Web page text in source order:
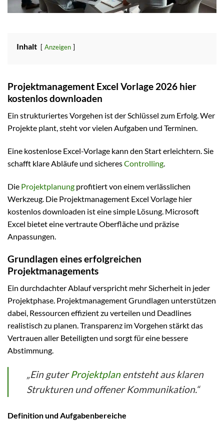
Inhalt Anzeigen
Projektmanagement Excel Vorlage 2026 hier
kostenlos downloaden
Ein strukturiertes Vorgehen ist der Schlüssel zum Erfolg. Wer
Projekte plant, steht vor vielen Aufgaben und Terminen.
Eine kostenlose Excel-Vorlage kann den Start erleichtern. Sie
schafft klare Abläufe und sicheresControlling.
Die Projektplanung profitiert von einem verlässlichen
Werkzeug. Die Projektmanagement Excel Vorlage hier
kostenlos downloaden ist eine simple Lösung. Microsoft
Excel bietet eine vertraute Oberfläche und präzise
Anpassungen.
Grundlagen eines erfolgreichen
Projektmanagements
Ein durchdachter Ablauf verspricht mehr Sicherheit in jeder
Projektphase. Projektmanagement Grundlagen unterstützen
dabei, Ressourcen effizient zu verteilen und Deadlines
realistisch zu planen. Transparenz im Vorgehen stärkt das
Vertrauen aller Beteiligten und sorgt für eine bessere
Abstimmung.
„Ein guterProjektplanentsteht aus klaren
Strukturen und offener Kommunikation.“
Definition und Aufgabenbereiche